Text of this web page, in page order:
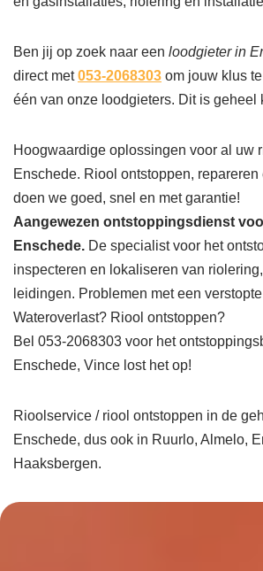
Ben jij op zoek naar een loodgieter in
direct met053-2068303 om jouw klus
één van onze loodgieters. Dit is geheel
Hoogwaardige oplossingen voor al uw
Enschede. Riool ontstoppen, repareren
doen we goed, snel en met garantie!
Aangewezen ontstoppingsdienst
Enschede. De specialist voor het
inspecteren en lokaliseren van
leidingen. Problemen met een
Wateroverlast? Riool ontstoppen?
Bel 053-2068303 voor het
Enschede, Vince lost het op!
Rioolservice / riool ontstoppen in de
Enschede, dus ook in Ruurlo, Almelo,
Haaksbergen.